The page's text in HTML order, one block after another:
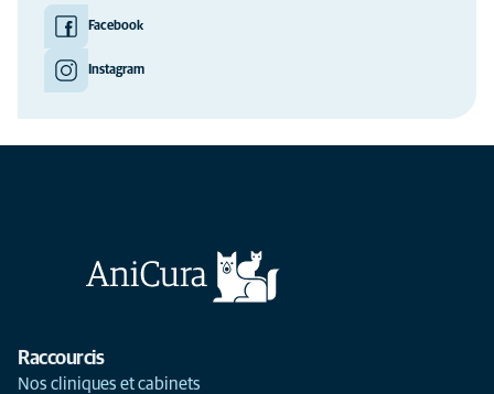
Facebook
Instagram
Raccourcis
Nos cliniques et cabinets